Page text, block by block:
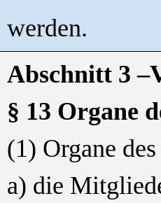
werden.
Abschnitt 3
§ 13 Organe
(1) Organe
a) die